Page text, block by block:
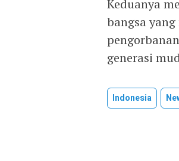
Keduanya
bangsa
generasi
Indonesia